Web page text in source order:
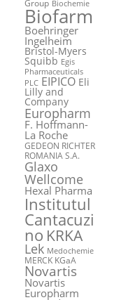
Group Biochemie
Biofarm
Boehringer
Ingelheim
Bristol-Myers
Squibb Egis
Pharmaceuticals
PLC EIPICO Eli
Lilly and
Company
Europharm
F. Hoffmann-
La Roche
GEDEON RICHTER
ROMANIA S.A.
Glaxo
Wellcome
Hexal Pharma
Institutul
Cantacuzi
no KRKA
Lek Medochemie
MERCK KGaA
Novartis
Novartis
Europharm